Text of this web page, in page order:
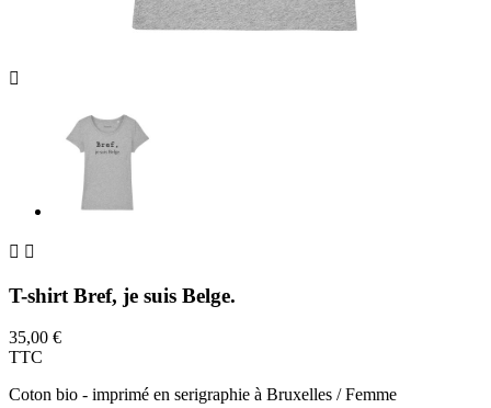

 
T-shirt Bref, je suis Belge.
35,00 €
TTC
Coton bio - imprimé en serigraphie à Bruxelles / Femme